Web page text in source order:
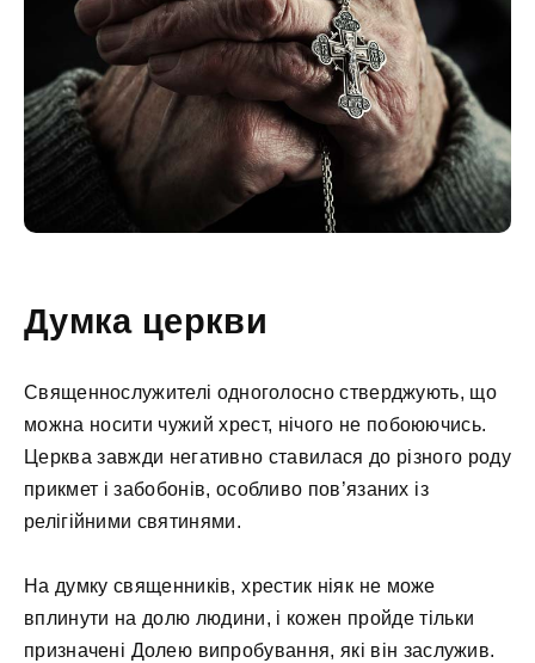
Думка церкви
Священнослужителі одноголосно стверджують, що
можна носити чужий хрест, нічого не побоюючись.
Церква завжди негативно ставилася до різного роду
прикмет і забобонів, особливо пов’язаних із
релігійними святинями.
На думку священників, хрестик ніяк не може
вплинути на долю людини, і кожен пройде тільки
призначені Долею випробування, які він заслужив.